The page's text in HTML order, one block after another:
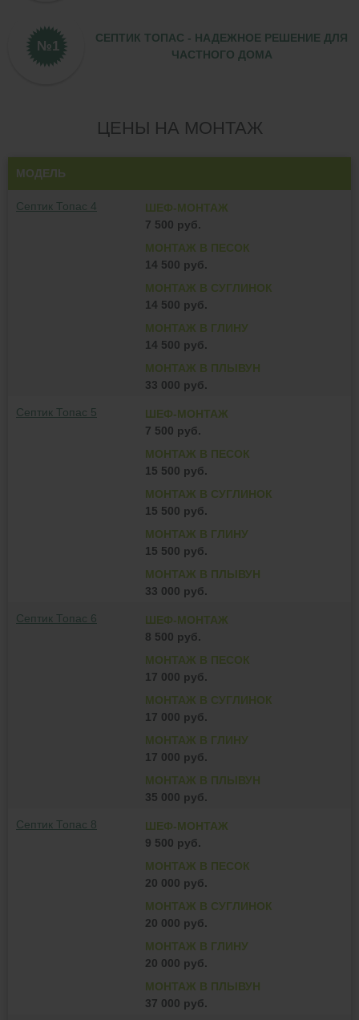
СЕПТИК ТОПАС - НАДЕЖНОЕ РЕШЕНИЕ ДЛЯ
ЧАСТНОГО ДОМА
ЦЕНЫ НА МОНТАЖ
МОДЕЛЬ
Септик Топас 4
ШЕФ-МОНТАЖ
7 500 руб.
МОНТАЖ В ПЕСОК
14 500 руб.
МОНТАЖ В СУГЛИНОК
14 500 руб.
МОНТАЖ В ГЛИНУ
14 500 руб.
МОНТАЖ В ПЛЫВУН
33 000 руб.
Септик Топас 5
ШЕФ-МОНТАЖ
7 500 руб.
МОНТАЖ В ПЕСОК
15 500 руб.
МОНТАЖ В СУГЛИНОК
15 500 руб.
МОНТАЖ В ГЛИНУ
15 500 руб.
МОНТАЖ В ПЛЫВУН
33 000 руб.
Септик Топас 6
ШЕФ-МОНТАЖ
8 500 руб.
МОНТАЖ В ПЕСОК
17 000 руб.
МОНТАЖ В СУГЛИНОК
17 000 руб.
МОНТАЖ В ГЛИНУ
17 000 руб.
МОНТАЖ В ПЛЫВУН
35 000 руб.
Септик Топас 8
ШЕФ-МОНТАЖ
9 500 руб.
МОНТАЖ В ПЕСОК
20 000 руб.
МОНТАЖ В СУГЛИНОК
20 000 руб.
МОНТАЖ В ГЛИНУ
20 000 руб.
МОНТАЖ В ПЛЫВУН
37 000 руб.